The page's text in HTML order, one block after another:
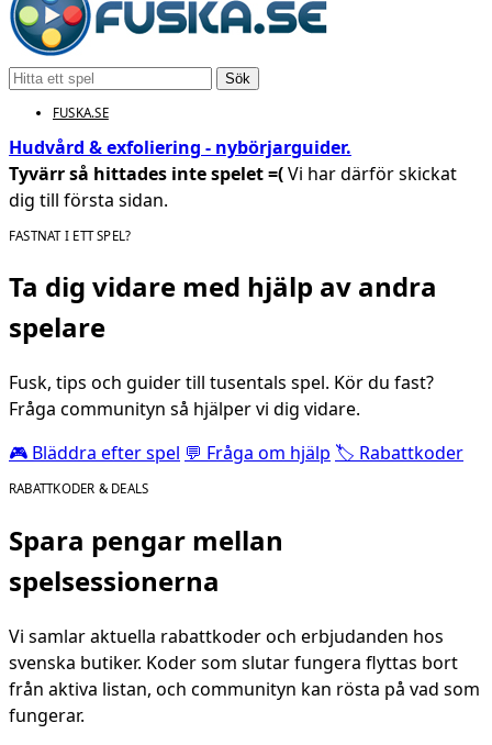
Sök
FUSKA.SE
Hudvård & exfoliering - nybörjarguider.
Tyvärr så hittades inte spelet =(Vi har därför skickat
dig till första sidan.
FASTNAT I ETT SPEL?
Ta dig vidare med hjälp av andra
spelare
Fusk, tips och guider till tusentals spel. Kör du fast?
Fråga communityn så hjälper vi dig vidare.
🎮 Bläddra efter spel 💬 Fråga om hjälp 🏷️ Rabattkoder
RABATTKODER & DEALS
Spara pengar mellan
spelsessionerna
Vi samlar aktuella rabattkoder och erbjudanden hos
svenska butiker. Koder som slutar fungera flyttas bort
från aktiva listan, och communityn kan rösta på vad som
fungerar.